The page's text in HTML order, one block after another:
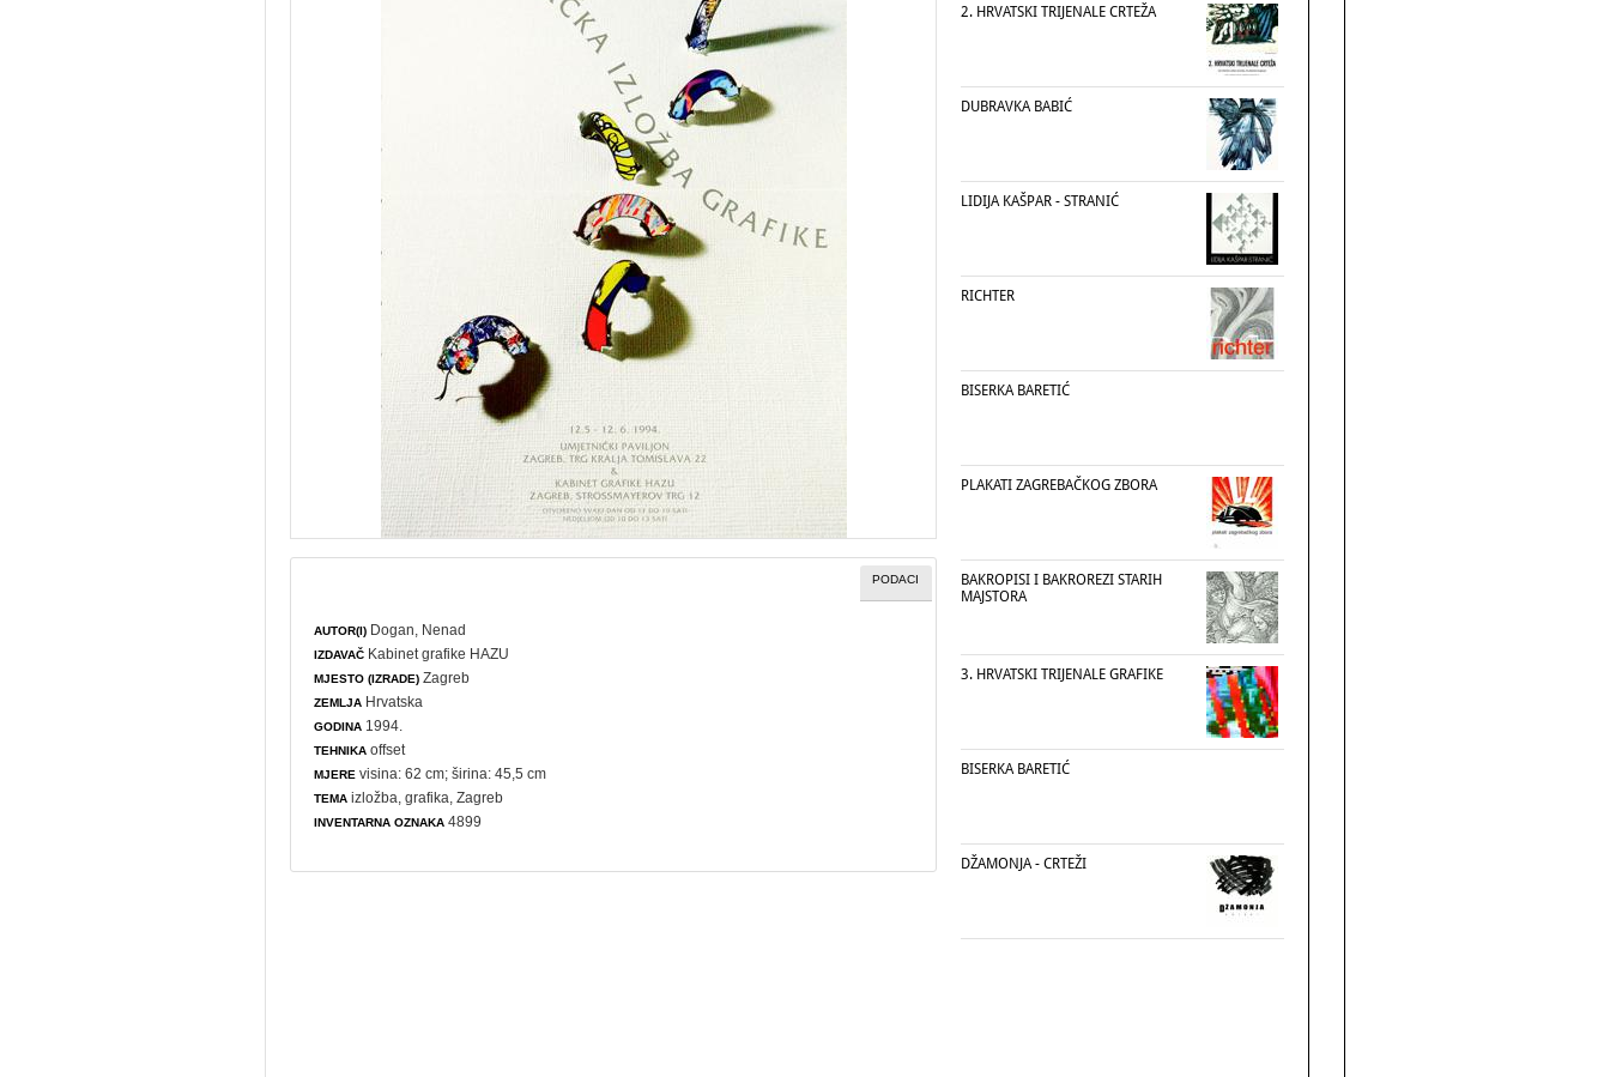
PODACI
AUTOR(I) Dogan, Nenad
IZDAVAČ Kabinet grafike HAZU
MJESTO (IZRADE) Zagreb
ZEMLJA Hrvatska
GODINA 1994.
TEHNIKA offset
MJERE visina: 62 cm; širina: 45,5 cm
TEMA izložba ,grafika , Zagreb
INVENTARNA OZNAKA 4899
2. HRVATSKI TRIJENALE CRTEŽA
DUBRAVKA BABIĆ
LIDIJA KAŠPAR - STRANIĆ
RICHTER
BISERKA BARETIĆ
PLAKATI ZAGREBAČKOG ZBORA
BAKROPISI I BAKROREZI STARIH
MAJSTORA
3. HRVATSKI TRIJENALE GRAFIKE
BISERKA BARETIĆ
DŽAMONJA - CRTEŽI